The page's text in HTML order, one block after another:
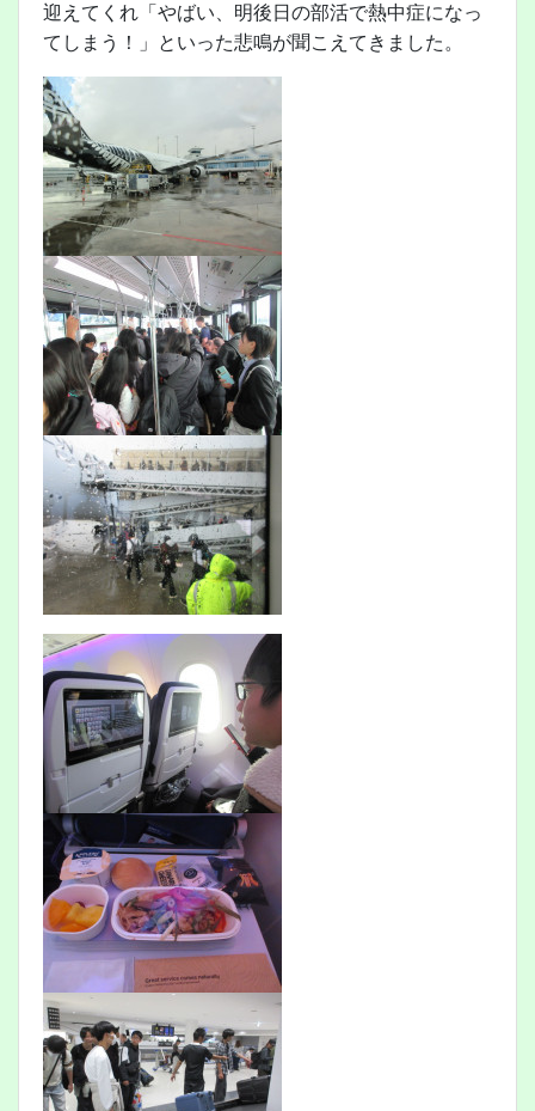
迎えてくれ「やばい、明後日の部活で熱中症になっ
てしまう！」といった悲鳴が聞こえてきました。